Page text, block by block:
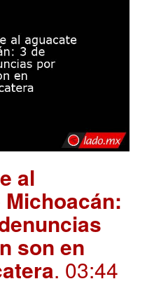
al
son en
. 03:44